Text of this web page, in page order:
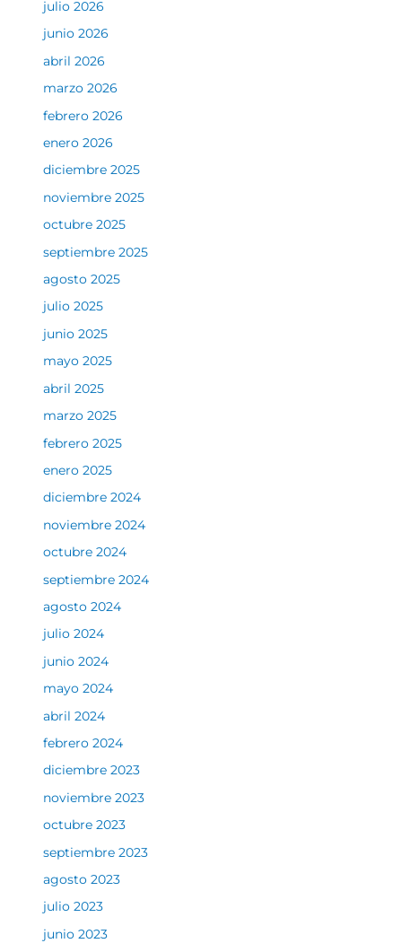
julio 2026
junio 2026
abril 2026
marzo 2026
febrero 2026
enero 2026
diciembre 2025
noviembre 2025
octubre 2025
septiembre 2025
agosto 2025
julio 2025
junio 2025
mayo 2025
abril 2025
marzo 2025
febrero 2025
enero 2025
diciembre 2024
noviembre 2024
octubre 2024
septiembre 2024
agosto 2024
julio 2024
junio 2024
mayo 2024
abril 2024
febrero 2024
diciembre 2023
noviembre 2023
octubre 2023
septiembre 2023
agosto 2023
julio 2023
junio 2023